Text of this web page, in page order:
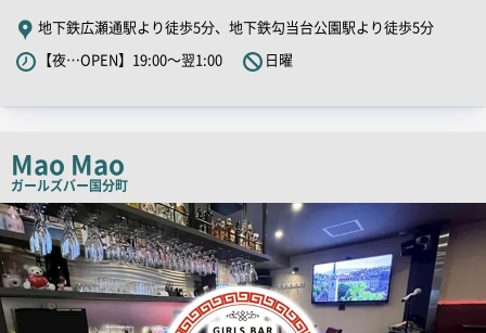
舗
PR
キ
コ
ピ
ー
地下鉄広瀬通駅より徒歩5分、地下鉄勾当台公園駅より徒歩5分
【夜…OPEN】19:00～翌1:00
日曜
Mao Mao
ガールズバー国分町
店
舗
PR
画
像